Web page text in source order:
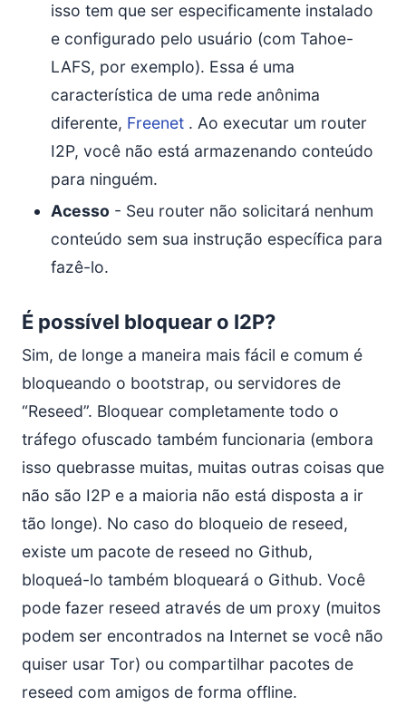
isso tem que ser especificamente instalado
e configurado pelo usuário (com Tahoe-
LAFS, por exemplo). Essa é uma
característica de uma rede anônima
diferente, Freenet . Ao executar um router
I2P, você não está armazenando conteúdo
para ninguém.
Acesso - Seu router não solicitará nenhum
conteúdo sem sua instrução específica para
fazê-lo.
É possível bloquear o I2P?
Sim, de longe a maneira mais fácil e comum é
bloqueando o bootstrap, ou servidores de
“Reseed”. Bloquear completamente todo o
tráfego ofuscado também funcionaria (embora
isso quebrasse muitas, muitas outras coisas que
não são I2P e a maioria não está disposta a ir
tão longe). No caso do bloqueio de reseed,
existe um pacote de reseed no Github,
bloqueá-lo também bloqueará o Github. Você
pode fazer reseed através de um proxy (muitos
podem ser encontrados na Internet se você não
quiser usar Tor) ou compartilhar pacotes de
reseed com amigos de forma offline.